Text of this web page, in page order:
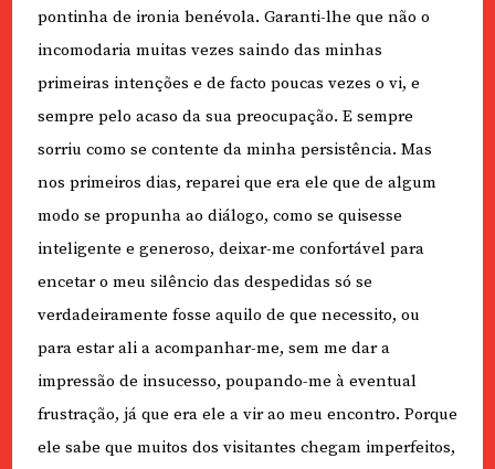
pontinha de ironia benévola. Garanti-lhe que não o
incomodaria muitas vezes saindo das minhas
primeiras intenções e de facto poucas vezes o vi, e
sempre pelo acaso da sua preocupação. E sempre
sorriu como se contente da minha persistência. Mas
nos primeiros dias, reparei que era ele que de algum
modo se propunha ao diálogo, como se quisesse
inteligente e generoso, deixar-me confortável para
encetar o meu silêncio das despedidas só se
verdadeiramente fosse aquilo de que necessito, ou
para estar ali a acompanhar-me, sem me dar a
impressão de insucesso, poupando-me à eventual
frustração, já que era ele a vir ao meu encontro. Porque
ele sabe que muitos dos visitantes chegam imperfeitos,